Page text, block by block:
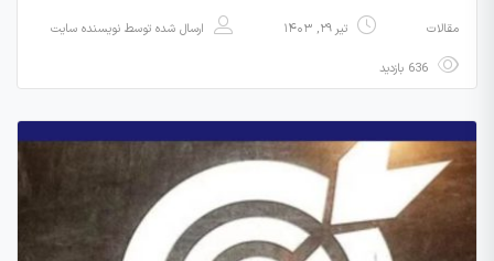
مقالات تیر ۲۹, ۱۴۰۳ ارسال شده توسط نویسنده سایت